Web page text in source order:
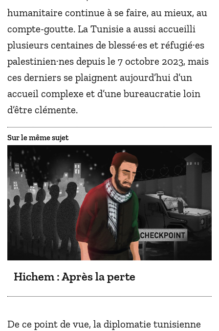
humanitaire continue à se faire, au mieux, au
compte-goutte. La Tunisie a aussi accueilli
plusieurs centaines de blessé·es et réfugié·es
palestinien·nes depuis le 7 octobre 2023, mais
ces derniers se plaignent aujourd’hui d’un
accueil complexe et d’une bureaucratie loin
d’être clémente.
Sur le même sujet
Hichem : Après la perte
De ce point de vue, la diplomatie tunisienne